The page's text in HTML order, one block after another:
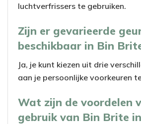
luchtverfrissers te gebruiken.
Zijn er gevarieerde
beschikbaar in Bin
Ja, je kunt kiezen uit drie
aan je persoonlijke voorkeuren
Wat zijn de voordelen
gebruik van Bin Brite